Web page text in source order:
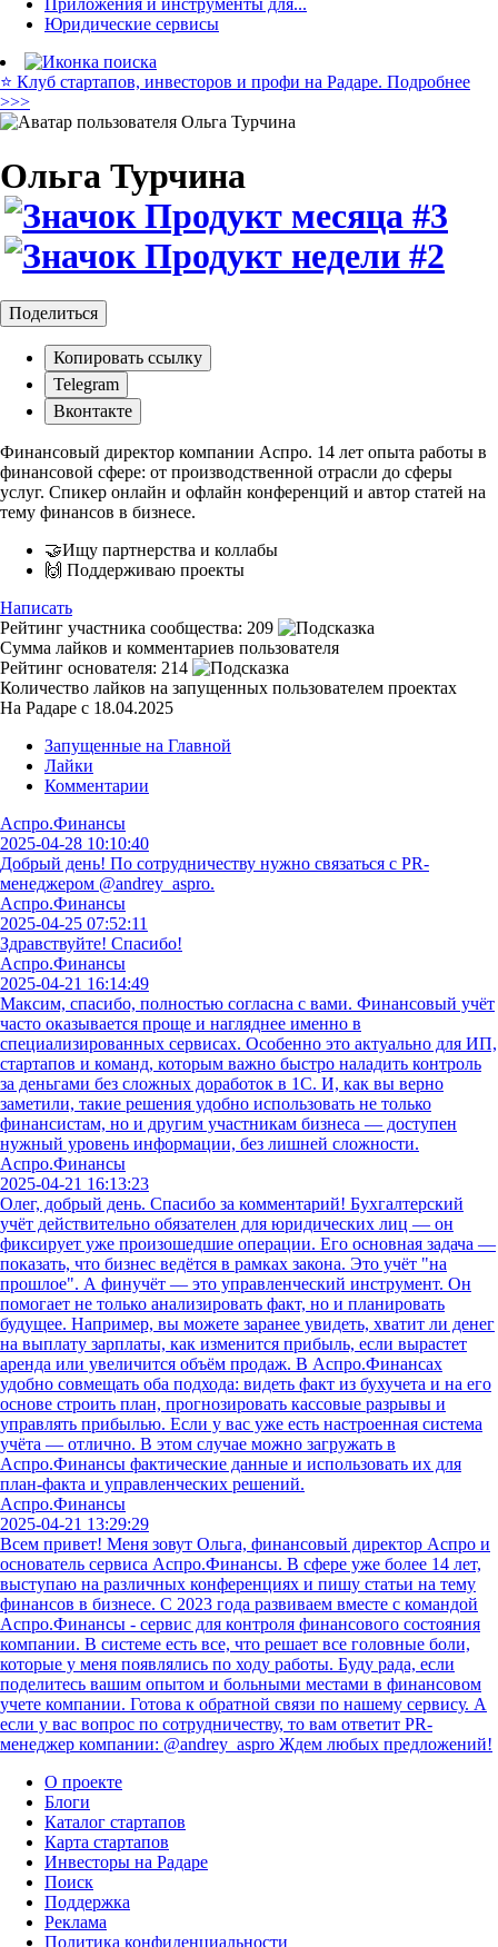
Приложения и инструменты для...
Юридические сервисы
⭐️ Клуб стартапов, инвесторов и профи на Радаре. Подробнее
>>>
Ольга Турчина
Поделиться
Копировать ссылку
Telegram
Вконтакте
Финансовый директор компании Аспро. 14 лет опыта работы в
финансовой сфере: от производственной отрасли до сферы
услуг. Спикер онлайн и офлайн конференций и автор статей на
тему финансов в бизнесе.
🤝Ищу партнерства и коллабы
🙌 Поддерживаю проекты
Написать
Рейтинг участника сообщества: 209
Сумма лайков и комментариев пользователя
Рейтинг основателя: 214
Количество лайков на запущенных пользователем проектах
На Радаре с 18.04.2025
Запущенные на Главной
Лайки
Комментарии
Аспро.Финансы
2025-04-28 10:10:40
Добрый день! По сотрудничеству нужно связаться с PR-
менеджером @andrey_aspro.
Аспро.Финансы
2025-04-25 07:52:11
Здравствуйте! Спасибо!
Аспро.Финансы
2025-04-21 16:14:49
Максим, спасибо, полностью согласна с вами. Финансовый учёт
часто оказывается проще и нагляднее именно в
специализированных сервисах. Особенно это актуально для ИП,
стартапов и команд, которым важно быстро наладить контроль
за деньгами без сложных доработок в 1С. И, как вы верно
заметили, такие решения удобно использовать не только
финансистам, но и другим участникам бизнеса — доступен
нужный уровень информации, без лишней сложности.
Аспро.Финансы
2025-04-21 16:13:23
Олег, добрый день. Спасибо за комментарий! Бухгалтерский
учёт действительно обязателен для юридических лиц — он
фиксирует уже произошедшие операции. Его основная задача —
показать, что бизнес ведётся в рамках закона. Это учёт "на
прошлое". А финучёт — это управленческий инструмент. Он
помогает не только анализировать факт, но и планировать
будущее. Например, вы можете заранее увидеть, хватит ли денег
на выплату зарплаты, как изменится прибыль, если вырастет
аренда или увеличится объём продаж. В Аспро.Финансах
удобно совмещать оба подхода: видеть факт из бухучета и на его
основе строить план, прогнозировать кассовые разрывы и
управлять прибылью. Если у вас уже есть настроенная система
учёта — отлично. В этом случае можно загружать в
Аспро.Финансы фактические данные и использовать их для
план-факта и управленческих решений.
Аспро.Финансы
2025-04-21 13:29:29
Всем привет! Меня зовут Ольга, финансовый директор Аспро и
основатель сервиса Аспро.Финансы. В сфере уже более 14 лет,
выступаю на различных конференциях и пишу статьи на тему
финансов в бизнесе. С 2023 года развиваем вместе с командой
Аспро.Финансы - сервис для контроля финансового состояния
компании. В системе есть все, что решает все головные боли,
которые у меня появлялись по ходу работы. Буду рада, если
поделитесь вашим опытом и больными местами в финансовом
учете компании. Готова к обратной связи по нашему сервису. А
если у вас вопрос по сотрудничеству, то вам ответит PR-
менеджер компании: @andrey_aspro Ждем любых предложений!
О проекте
Блоги
Каталог стартапов
Карта стартапов
Инвесторы на Радаре
Поиск
Поддержка
Реклама
Политика конфиденциальности